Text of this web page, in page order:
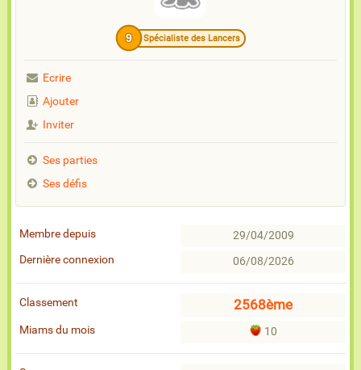
9 Spécialiste des Lancers
Ecrire
Ajouter
Inviter
Ses parties
Ses défis
Membre depuis
29/04/2009
Dernière connexion
06/08/2026
Classement 2568ème
Miams du mois 10